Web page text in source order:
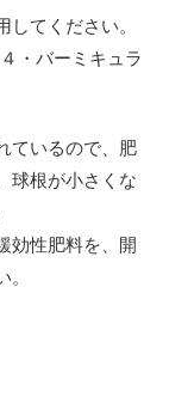
てください。
・バーミキュラ
ているので、肥
球根が小さくな
効性肥料を、開